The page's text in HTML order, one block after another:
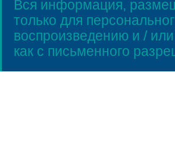
Вся информация,
только для
воспроизведению и /
как с письменного